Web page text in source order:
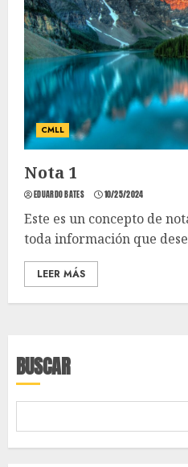
CMLL
Nota 1
EDUARDO BATES 10/25/2024
Este es un concepto de
toda información que
LEER MÁS
BUSCAR